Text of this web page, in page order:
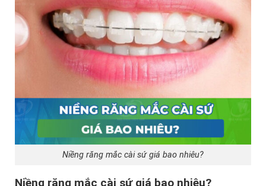
Niềng răng mắc cài sứ giá bao nhiêu?
Niềng răng mắc cài sứ giá bao nhiêu?